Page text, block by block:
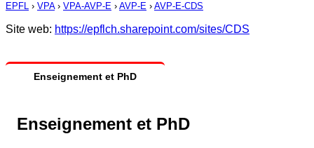
EPFL › VPA› VPA-AVP-E › AVP-E › AVP-E-CDS
Site web: https://epflch.sharepoint.com/sites/CDS
Enseignement et PhD
Enseignement et PhD